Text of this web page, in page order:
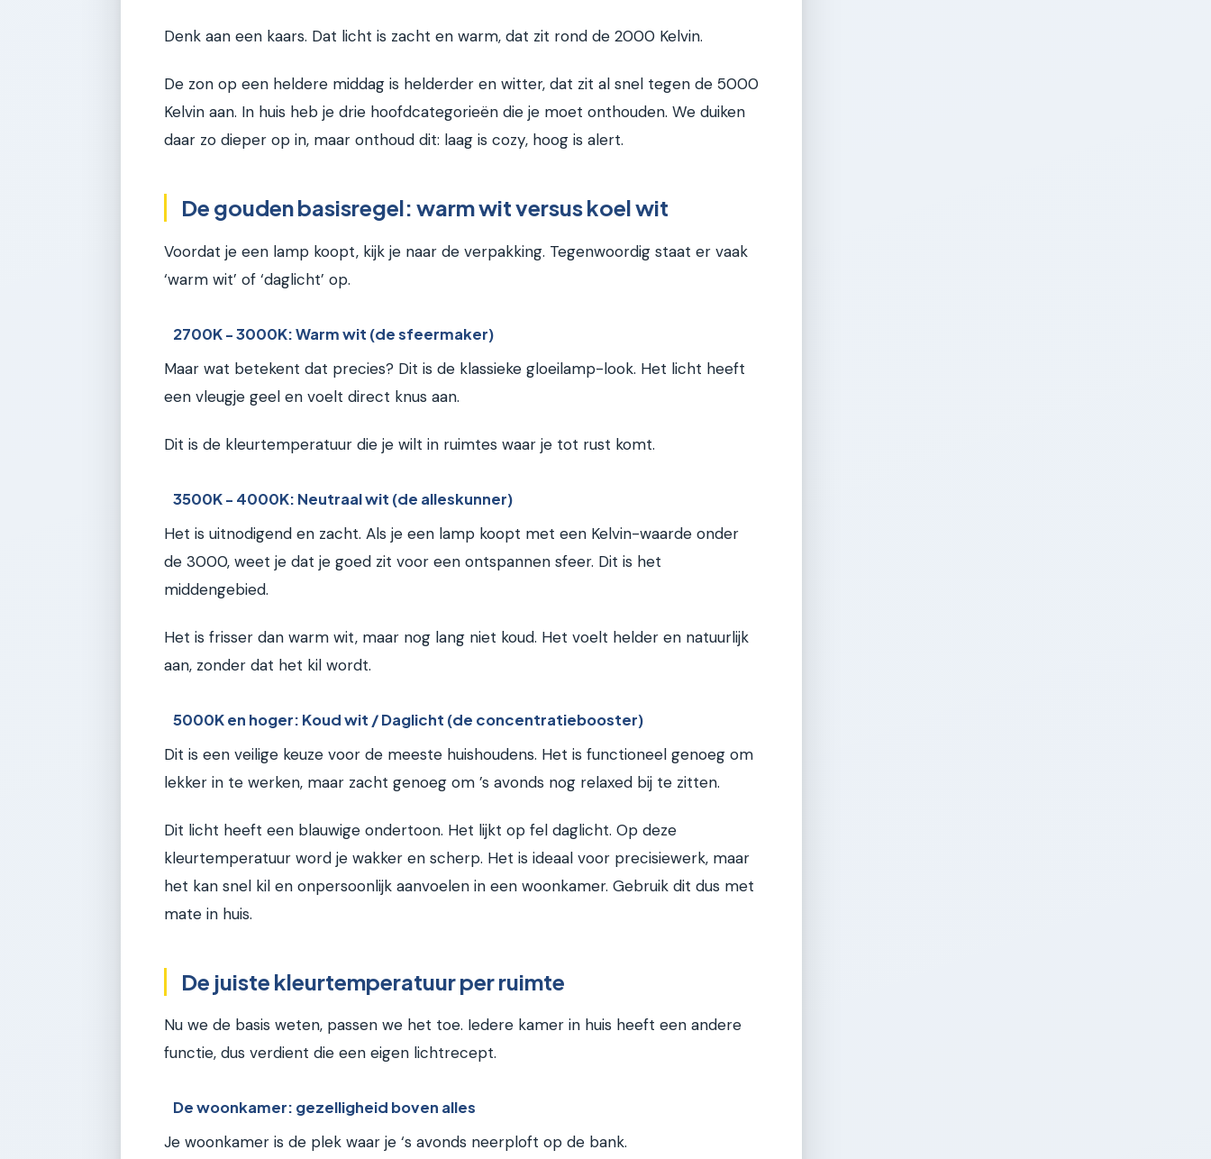
Denk aan een kaars. Dat licht is zacht en warm, dat zit rond de 2000 Kelvin.
De zon op een heldere middag is helderder en witter, dat zit al snel tegen de 5000
Kelvin aan. In huis heb je drie hoofdcategorieën die je moet onthouden. We duiken
daar zo dieper op in, maar onthoud dit: laag is cozy, hoog is alert.
De gouden basisregel: warm wit versus koel wit
Voordat je een lamp koopt, kijk je naar de verpakking. Tegenwoordig staat er vaak
‘warm wit’ of ‘daglicht’ op.
2700K - 3000K: Warm wit (de sfeermaker)
Maar wat betekent dat precies? Dit is de klassieke gloeilamp-look. Het licht heeft
een vleugje geel en voelt direct knus aan.
Dit is de kleurtemperatuur die je wilt in ruimtes waar je tot rust komt.
3500K - 4000K: Neutraal wit (de alleskunner)
Het is uitnodigend en zacht. Als je een lamp koopt met een Kelvin-waarde onder
de 3000, weet je dat je goed zit voor een ontspannen sfeer. Dit is het
middengebied.
Het is frisser dan warm wit, maar nog lang niet koud. Het voelt helder en natuurlijk
aan, zonder dat het kil wordt.
5000K en hoger: Koud wit / Daglicht (de concentratiebooster)
Dit is een veilige keuze voor de meeste huishoudens. Het is functioneel genoeg om
lekker in te werken, maar zacht genoeg om ’s avonds nog relaxed bij te zitten.
Dit licht heeft een blauwige ondertoon. Het lijkt op fel daglicht. Op deze
kleurtemperatuur word je wakker en scherp. Het is ideaal voor precisiewerk, maar
het kan snel kil en onpersoonlijk aanvoelen in een woonkamer. Gebruik dit dus met
mate in huis.
De juiste kleurtemperatuur per ruimte
Nu we de basis weten, passen we het toe. Iedere kamer in huis heeft een andere
functie, dus verdient die een eigen lichtrecept.
De woonkamer: gezelligheid boven alles
Je woonkamer is de plek waar je ‘s avonds neerploft op de bank.